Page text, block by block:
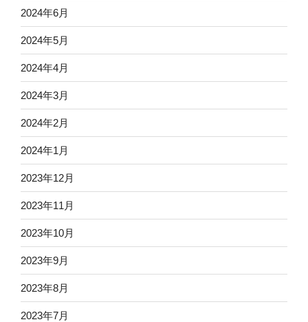
2024年6月
2024年5月
2024年4月
2024年3月
2024年2月
2024年1月
2023年12月
2023年11月
2023年10月
2023年9月
2023年8月
2023年7月